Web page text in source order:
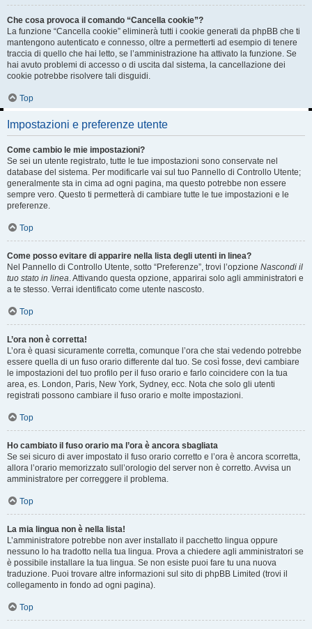
Che cosa provoca il comando “Cancella cookie”?
La funzione “Cancella cookie” eliminerà tutti i cookie generati da phpBB che ti
mantengono autenticato e connesso, oltre a permetterti ad esempio di tenere
traccia di quello che hai letto, se l’amministrazione ha attivato la funzione. Se
hai avuto problemi di accesso o di uscita dal sistema, la cancellazione dei
cookie potrebbe risolvere tali disguidi.
Top
Impostazioni e preferenze utente
Come cambio le mie impostazioni?
Se sei un utente registrato, tutte le tue impostazioni sono conservate nel
database del sistema. Per modificarle vai sul tuo Pannello di Controllo Utente;
generalmente sta in cima ad ogni pagina, ma questo potrebbe non essere
sempre vero. Questo ti permetterà di cambiare tutte le tue impostazioni e le
preferenze.
Top
Come posso evitare di apparire nella lista degli utenti in linea?
Nel Pannello di Controllo Utente, sotto “Preferenze”, trovi l’opzione Nascondi il
tuo stato in linea . Attivando questa opzione, apparirai solo agli amministratori e
a te stesso. Verrai identificato come utente nascosto.
Top
L’ora non è corretta!
L’ora è quasi sicuramente corretta, comunque l’ora che stai vedendo potrebbe
essere quella di un fuso orario differente dal tuo. Se così fosse, devi cambiare
le impostazioni del tuo profilo per il fuso orario e farlo coincidere con la tua
area, es. London, Paris, New York, Sydney, ecc. Nota che solo gli utenti
registrati possono cambiare il fuso orario e molte impostazioni.
Top
Ho cambiato il fuso orario ma l’ora è ancora sbagliata
Se sei sicuro di aver impostato il fuso orario corretto e l’ora è ancora scorretta,
allora l’orario memorizzato sull’orologio del server non è corretto. Avvisa un
amministratore per correggere il problema.
Top
La mia lingua non è nella lista!
L’amministratore potrebbe non aver installato il pacchetto lingua oppure
nessuno lo ha tradotto nella tua lingua. Prova a chiedere agli amministratori se
è possibile installare la tua lingua. Se non esiste puoi fare tu una nuova
traduzione. Puoi trovare altre informazioni sul sito di phpBB Limited (trovi il
collegamento in fondo ad ogni pagina).
Top